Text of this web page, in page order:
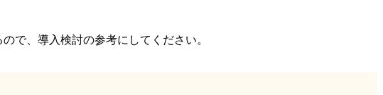
で、導入検討の参考にしてください。